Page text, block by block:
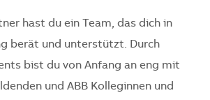
hast du ein Team, das dich in
berät und unterstützt. Durch
bist du von Anfang an eng mit
und ABB Kolleginnen und